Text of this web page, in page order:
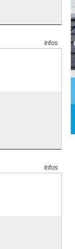
infos
infos